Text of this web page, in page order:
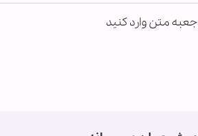
متن وارد کنید